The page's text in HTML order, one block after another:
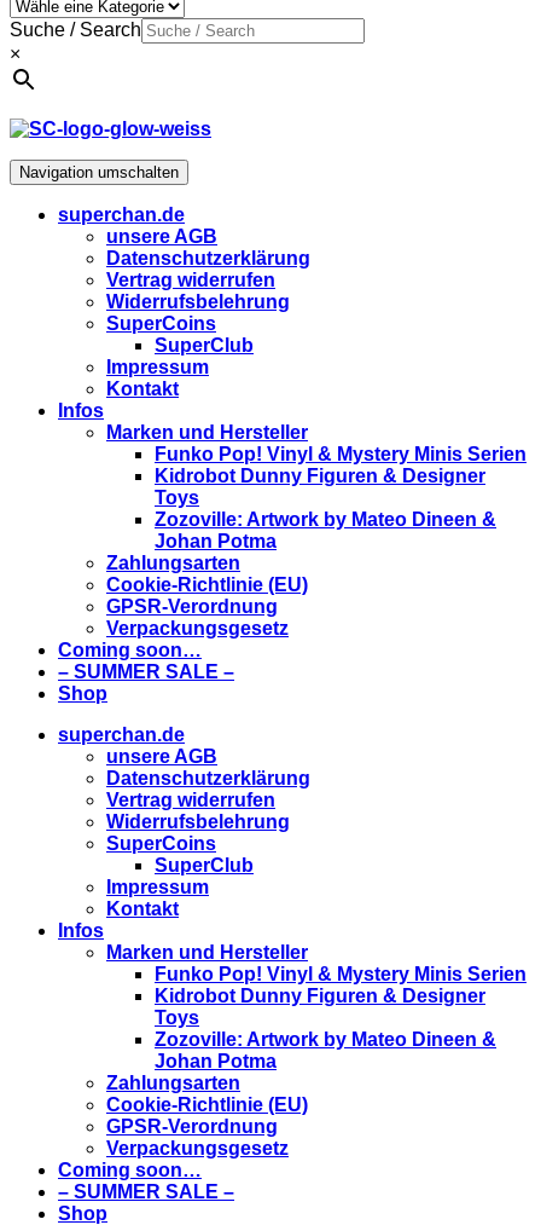
Suche / Search
×
Navigation umschalten
superchan.de
unsere AGB
Datenschutzerklärung
Vertrag widerrufen
Widerrufsbelehrung
SuperCoins
SuperClub
Impressum
Kontakt
Infos
Marken und Hersteller
Funko Pop! Vinyl & Mystery Minis Serien
Kidrobot Dunny Figuren & Designer
Toys
Zozoville: Artwork by Mateo Dineen &
Johan Potma
Zahlungsarten
Cookie-Richtlinie (EU)
GPSR-Verordnung
Verpackungsgesetz
Coming soon…
– SUMMER SALE –
Shop
superchan.de
unsere AGB
Datenschutzerklärung
Vertrag widerrufen
Widerrufsbelehrung
SuperCoins
SuperClub
Impressum
Kontakt
Infos
Marken und Hersteller
Funko Pop! Vinyl & Mystery Minis Serien
Kidrobot Dunny Figuren & Designer
Toys
Zozoville: Artwork by Mateo Dineen &
Johan Potma
Zahlungsarten
Cookie-Richtlinie (EU)
GPSR-Verordnung
Verpackungsgesetz
Coming soon…
– SUMMER SALE –
Shop